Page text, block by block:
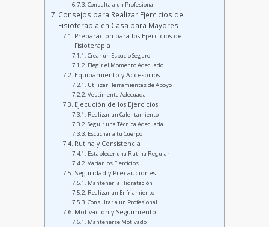
Consulta a un Profesional
Consejos para Realizar Ejercicios de
Fisioterapia en Casa para Mayores
Preparación para los Ejercicios de
Fisioterapia
Crear un Espacio Seguro
Elegir el Momento Adecuado
Equipamiento y Accesorios
Utilizar Herramientas de Apoyo
Vestimenta Adecuada
Ejecución de los Ejercicios
Realizar un Calentamiento
Seguir una Técnica Adecuada
Escuchar a tu Cuerpo
Rutina y Consistencia
Establecer una Rutina Regular
Variar los Ejercicios
Seguridad y Precauciones
Mantener la Hidratación
Realizar un Enfriamiento
Consultar a un Profesional
Motivación y Seguimiento
Mantenerse Motivado